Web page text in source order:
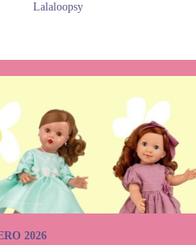
Lalaloopsy
2026